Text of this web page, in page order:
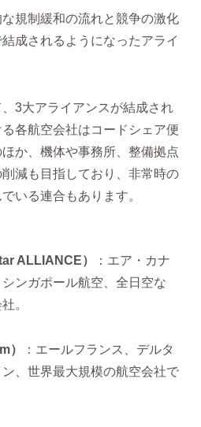
規制緩和の流れと競争の激化
成されるようになったアライ
3大アライアンスが結成され
各航空会社はコードシェア便
か、機体や事務所、整備拠点
減も目指しており、非常時の
いる連合もあります。
ALLIANCE）
：エア・カナ
ンガポール航空、全日空な
。
）
：エールフランス、デルタ
、世界最大規模の航空会社で